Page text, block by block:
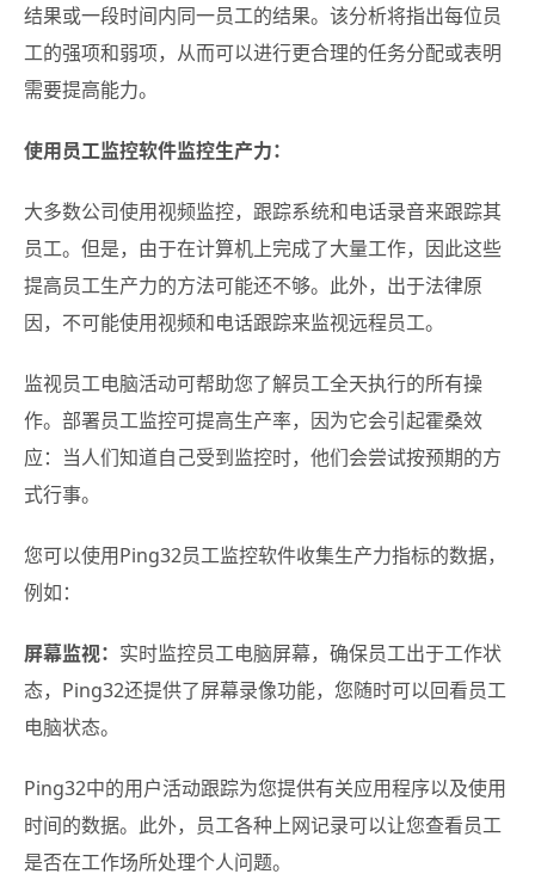
结果或一段时间内同一员工的结果。该分析将指出每位员
工的强项和弱项，从而可以进行更合理的任务分配或表明
需要提高能力。
使用员工监控软件监控生产力：
大多数公司使用视频监控，跟踪系统和电话录音来跟踪其
员工。但是，由于在计算机上完成了大量工作，因此这些
提高员工生产力的方法可能还不够。此外，出于法律原
因，不可能使用视频和电话跟踪来监视远程员工。
监视员工电脑活动可帮助您了解员工全天执行的所有操
作。部署员工监控可提高生产率，因为它会引起霍桑效
应：当人们知道自己受到监控时，他们会尝试按预期的方
式行事。
您可以使用Ping32员工监控软件收集生产力指标的数据，
例如：
屏幕监视： 实时监控员工电脑屏幕，确保员工出于工作状
态，Ping32还提供了屏幕录像功能，您随时可以回看员工
电脑状态。
Ping32中的用户活动跟踪为您提供有关应用程序以及使用
时间的数据。此外，员工各种上网记录可以让您查看员工
是否在工作场所处理个人问题。